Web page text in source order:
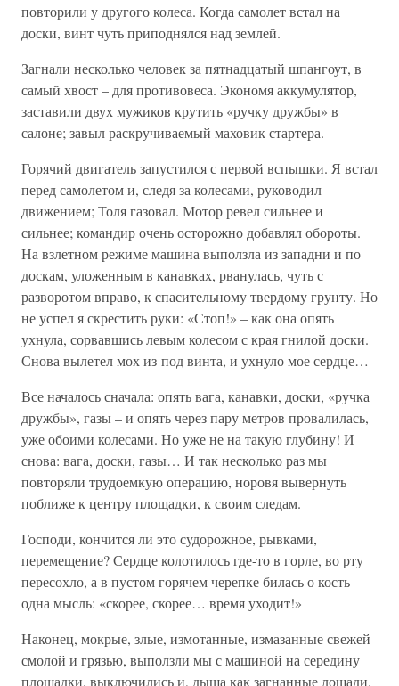
повторили у другого колеса. Когда самолет встал на
доски, винт чуть приподнялся над землей.
Загнали несколько человек за пятнадцатый шпангоут, в
самый хвост – для противовеса. Экономя аккумулятор,
заставили двух мужиков крутить «ручку дружбы» в
салоне; завыл раскручиваемый маховик стартера.
Горячий двигатель запустился с первой вспышки. Я встал
перед самолетом и, следя за колесами, руководил
движением; Толя газовал. Мотор ревел сильнее и
сильнее; командир очень осторожно добавлял обороты.
На взлетном режиме машина выползла из западни и по
доскам, уложенным в канавках, рванулась, чуть с
разворотом вправо, к спасительному твердому грунту. Но
не успел я скрестить руки: «Стоп!» – как она опять
ухнула, сорвавшись левым колесом с края гнилой доски.
Снова вылетел мох из-под винта, и ухнуло мое сердце…
Все началось сначала: опять вага, канавки, доски, «ручка
дружбы», газы – и опять через пару метров провалилась,
уже обоими колесами. Но уже не на такую глубину! И
снова: вага, доски, газы… И так несколько раз мы
повторяли трудоемкую операцию, норовя вывернуть
поближе к центру площадки, к своим следам.
Господи, кончится ли это судорожное, рывками,
перемещение? Сердце колотилось где-то в горле, во рту
пересохло, а в пустом горячем черепке билась о кость
одна мысль: «скорее, скорее… время уходит!»
Наконец, мокрые, злые, измотанные, измазанные свежей
смолой и грязью, выползли мы с машиной на середину
площадки, выключились и, дыша как загнанные лошади,